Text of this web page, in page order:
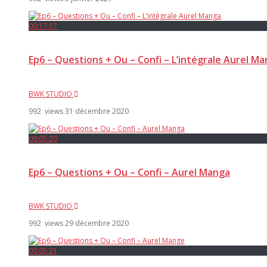
00:17:17
Ep6 – Questions + Ou – Confi – L’intégrale Aurel
BWK STUDIO
992 views31 décembre 2020
00:05:20
Ep6 – Questions + Ou – Confi – Aurel Manga
BWK STUDIO
992 views29 décembre 2020
00:05:21